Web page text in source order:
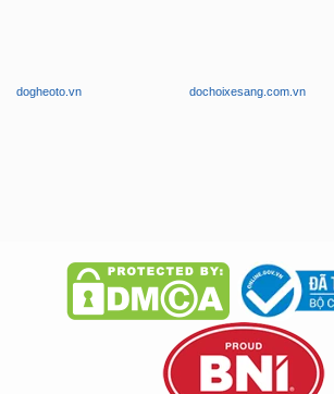
dogheoto.vn dochoixesang.com.vn